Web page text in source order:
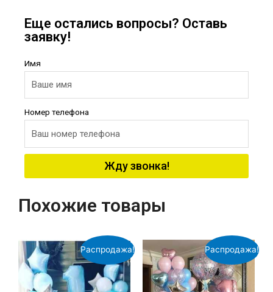
Еще остались вопросы? Оставь
заявку!
Имя
Номер телефона
Жду звонка!
Похожие товары
Распродажа! Распродажа!